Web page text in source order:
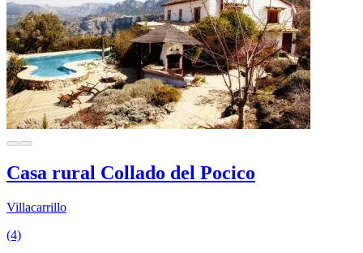
Casa rural Collado del Pocico
Villacarrillo
(4)